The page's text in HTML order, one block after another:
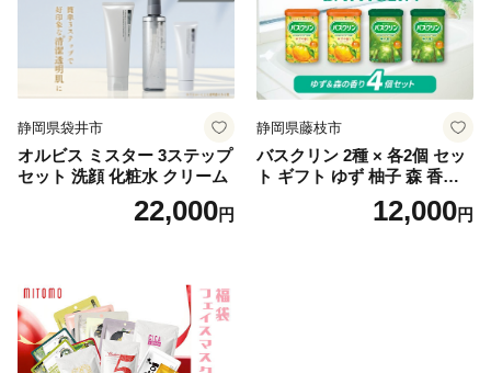
静岡県袋井市
オルビス ミスター 3ステップ
セット 洗顔 化粧水 クリーム
22,000円
静岡県藤枝市
バスクリン 2種 × 各2個 セッ
ト ギフト ゆず 柚子 森 香り
日用品 お風呂 バス用品 温活
アロマ 香り まとめ買い静岡
12,000円